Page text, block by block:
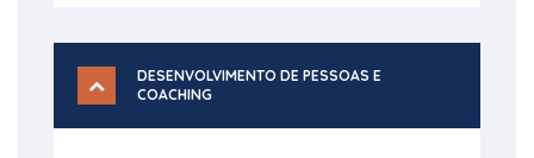
DESENVOLVIMENTO DE PESSOAS E
COACHING